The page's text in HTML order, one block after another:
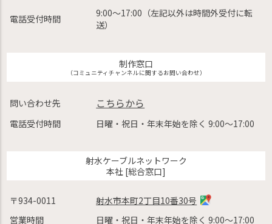
電話受付時間
9:00〜17:00（左記以外は時間外受付に転
送）
制作窓口
（コミュニティチャンネルに関するお問い合わせ）
問い合わせ先 こちらから
電話受付時間 日曜・祝日・年末年始を除く 9:00〜17:00
射水ケーブルネットワーク
本社 [総合窓口]
〒934-0011
射水市本町2丁目10番30号
営業時間
日曜・祝日・年末年始を除く 9:00〜17:00